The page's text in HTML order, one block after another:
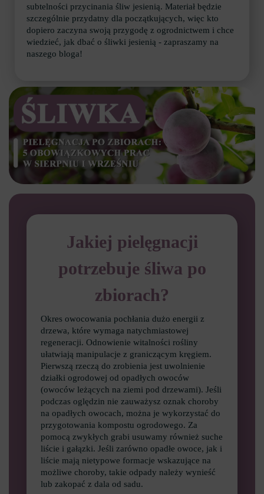
subtelności przycinania śliw jesienią. Materiał będzie
szczególnie przydatny dla początkujących, więc kto
dopiero zaczyna swoją przygodę z ogrodnictwem i chce
wiedzieć, jak dbać o śliwki jesienią - zapraszamy na
naszego bloga!
Jakiej pielęgnacji
potrzebuje śliwa po
zbiorach?
Okres owocowania pochłania dużo energii z
drzewa, które wymaga natychmiastowej
regeneracji. Odnowienie witalności rośliny
ułatwiają manipulacje z graniczącym kręgiem.
Pierwszą rzeczą do zrobienia jest uwolnienie
działki ogrodowej od opadłych owoców
(owoców leżących na ziemi pod drzewami). Jeśli
podczas oględzin nie zauważysz oznak choroby
na opadłych owocach, można je wykorzystać do
przygotowania kompostu ogrodowego. Za
pomocą zwykłych grabi usuwamy również suche
liście i gałązki. Jeśli zarówno opadłe owoce, jak i
liście mają nietypowe formacje wskazujące na
możliwe choroby, takie odpady należy wynieść
lub zakopać z dala od sadu.